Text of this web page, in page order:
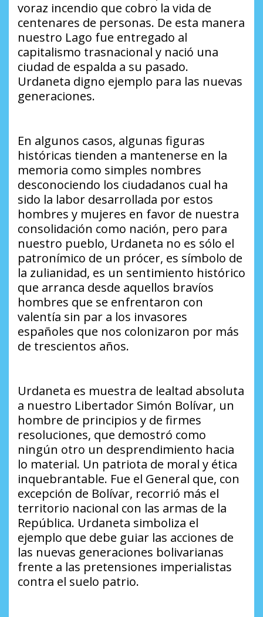
voraz incendio que cobro la vida de
centenares de personas. De esta manera
nuestro Lago fue entregado al
capitalismo trasnacional y nació una
ciudad de espalda a su pasado.
Urdaneta digno ejemplo para las nuevas
generaciones.
En algunos casos, algunas figuras
históricas tienden a mantenerse en la
memoria como simples nombres
desconociendo los ciudadanos cual ha
sido la labor desarrollada por estos
hombres y mujeres en favor de nuestra
consolidación como nación, pero para
nuestro pueblo, Urdaneta no es sólo el
patronímico de un prócer, es símbolo de
la zulianidad, es un sentimiento histórico
que arranca desde aquellos bravíos
hombres que se enfrentaron con
valentía sin par a los invasores
españoles que nos colonizaron por más
de trescientos años.
Urdaneta es muestra de lealtad absoluta
a nuestro Libertador Simón Bolívar, un
hombre de principios y de firmes
resoluciones, que demostró como
ningún otro un desprendimiento hacia
lo material. Un patriota de moral y ética
inquebrantable. Fue el General que, con
excepción de Bolívar, recorrió más el
territorio nacional con las armas de la
República. Urdaneta simboliza el
ejemplo que debe guiar las acciones de
las nuevas generaciones bolivarianas
frente a las pretensiones imperialistas
contra el suelo patrio.